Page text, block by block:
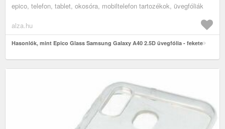
epico, telefon, tablet, okosóra, mobiltelefon tartozékok, üvegfóliák
alza.hu
Hasonlók, mint Epico Glass Samsung Galaxy A40 2.5D üvegfólia - fekete